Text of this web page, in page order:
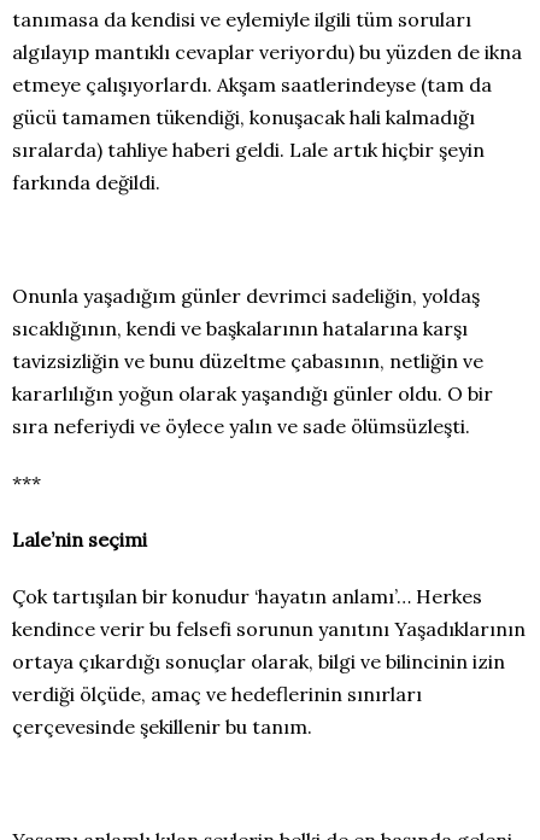
tanımasa da kendisi ve eylemiyle ilgili tüm soruları
algılayıp mantıklı cevaplar veriyordu) bu yüzden de ikna
etmeye çalışıyorlardı. Akşam saatlerindeyse (tam da
gücü tamamen tükendiği, konuşacak hali kalmadığı
sıralarda) tahliye haberi geldi. Lale artık hiçbir şeyin
farkında değildi.
Onunla yaşadığım günler devrimci sadeliğin, yoldaş
sıcaklığının, kendi ve başkalarının hatalarına karşı
tavizsizliğin ve bunu düzeltme çabasının, netliğin ve
kararlılığın yoğun olarak yaşandığı günler oldu. O bir
sıra neferiydi ve öylece yalın ve sade ölümsüzleşti.
***
Lale’nin seçimi
Çok tartışılan bir konudur ‘hayatın anlamı’… Herkes
kendince verir bu felsefi sorunun yanıtını Yaşadıklarının
ortaya çıkardığı sonuçlar olarak, bilgi ve bilincinin izin
verdiği ölçüde, amaç ve hedeflerinin sınırları
çerçevesinde şekillenir bu tanım.